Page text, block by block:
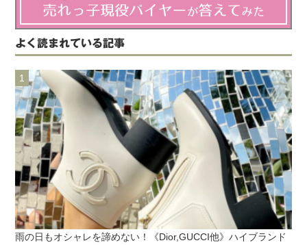
よく読まれている記事
雨の日もオシャレを諦めない！《Dior,GUCCI他》ハイブランド